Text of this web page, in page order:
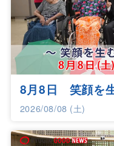
8月8日 笑顔を
2026/08/08 (土)